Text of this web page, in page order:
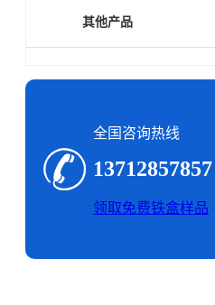
其他产品
全国咨询热线
13712857857
领取免费铁盒样品